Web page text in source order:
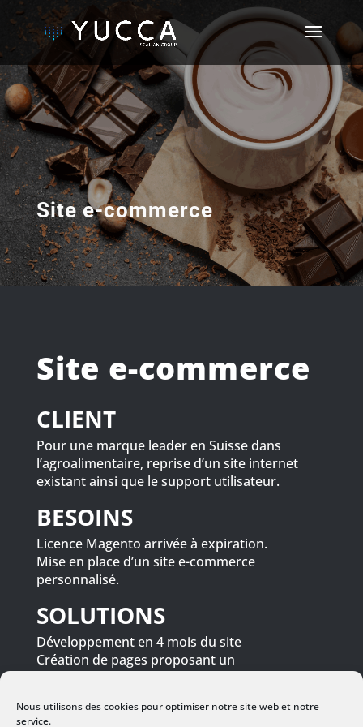
Nous utilisons des cookies pour optimiser notre site web et notre
service.
Site e-commerce
Site e-commerce
CLIENT
Pour une marque leader en Suisse dans
l’agroalimentaire, reprise d’un site internet
existant ainsi que le support utilisateur.
BESOINS
Licence Magento arrivée à expiration.
Mise en place d’un site e-commerce
personnalisé.
SOLUTIONS
Développement en 4 mois du site
Création de pages proposant un
Mise en place d’un site responsive.